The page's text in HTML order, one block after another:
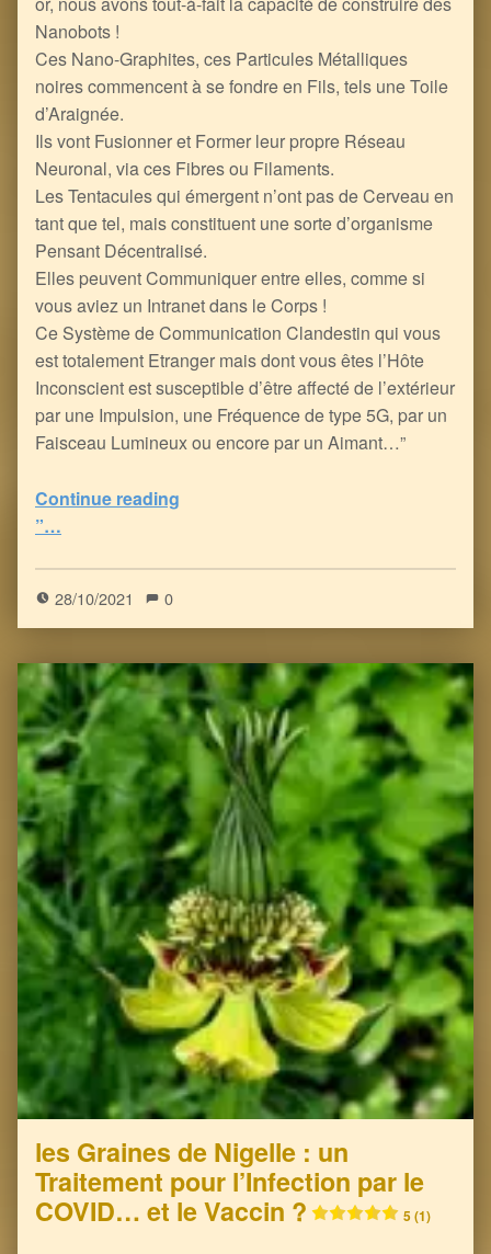
Nanobots !
Ces Nano-Graphites, ces Particules Métalliques
noires commencent à se fondre en Fils, tels une Toile
d’Araignée.
Ils vont Fusionner et Former leur propre Réseau
Neuronal, via ces Fibres ou Filaments.
Les Tentacules qui émergent n’ont pas de Cerveau en
tant que tel, mais constituent une sorte d’organisme
Pensant Décentralisé.
Elles peuvent Communiquer entre elles, comme si
vous aviez un Intranet dans le Corps !
Ce Système de Communication Clandestin qui vous
est totalement Etranger mais dont vous êtes l’Hôte
Inconscient est susceptible d’être affecté de l’extérieur
par une Impulsion, une Fréquence de type 5G, par un
Faisceau Lumineux ou encore par un Aimant…”
Continue reading
”…
28/10/2021 0
les Graines de Nigelle : un
Traitement pour l’Infection par le
COVID… et le Vaccin ?
5 (1)